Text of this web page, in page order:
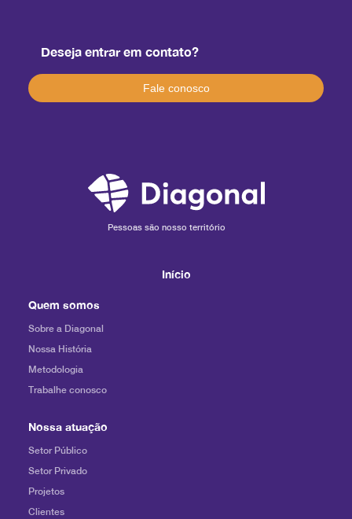
Deseja entrar em contato?
Fale conosco
Pessoas são nosso território
Início
Quem somos
Sobre a Diagonal
Nossa História
Metodologia
Trabalhe conosco
Nossa atuação
Setor Público
Setor Privado
Projetos
Clientes